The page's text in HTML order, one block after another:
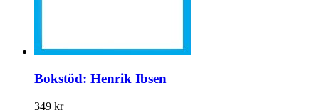
Bokstöd: Henrik Ibsen
349 kr